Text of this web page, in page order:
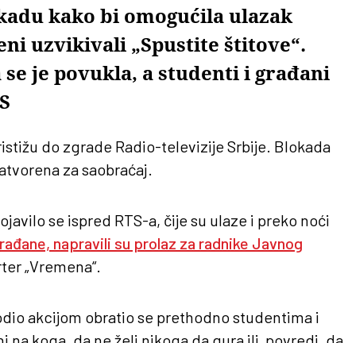
kako bi omogućila ulazak
uzvikivali „Spustite štitove“.
je povukla, a studenti i građani
do zgrade Radio-televizije Srbije. Blokada
za saobraćaj.
se ispred RTS-a, čije su ulaze i preko noći
napravili su prolaz za radnike Javnog
„Vremena“.
akcijom obratio se prethodno studentima i